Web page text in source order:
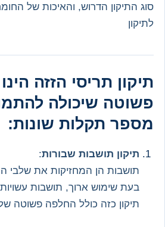
סוג התיקון הדרוש, והאיכות של
לתיקון
תיקון תריסי הזזה
פשוטה שיכולה
מספר תקלות שונות:
תיקון תושבות שבורות:
תושבות הן המחזיקות את שלבי
בעת שימוש ארוך, תושבות
תיקון כזה כולל החלפה פשוטה